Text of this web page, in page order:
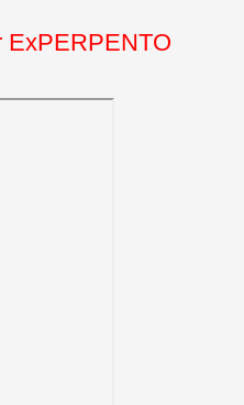
ExPERPENTO